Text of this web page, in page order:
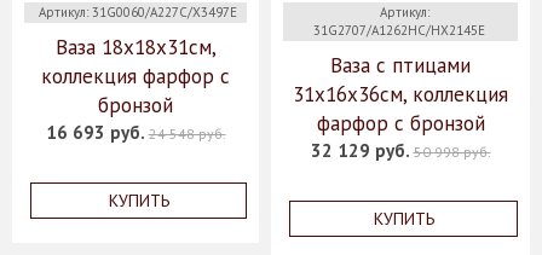
Артикул: 31G0060/A227C/X3497E
Ваза 18x18x31см,
коллекция фарфор с
бронзой
16 693 руб.24 548 руб.
КУПИТЬ
Артикул:
31G2707/A1262HC/HX2145E
Ваза с птицами
31х16х36см, коллекция
фарфор с бронзой
32 129 руб.50 998 руб.
КУПИТЬ